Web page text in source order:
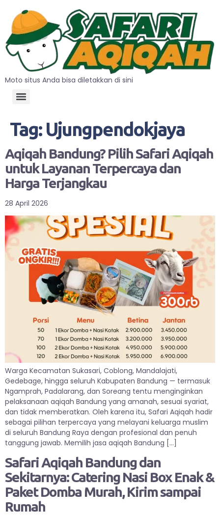
Moto situs Anda bisa diletakkan di sini
Tag: Ujungpendokjaya
Aqiqah Bandung? Pilih Safari Aqiqah
untuk Layanan Terpercaya dan
Harga Terjangkau
28 April 2026
Warga Kecamatan Sukasari, Coblong, Mandalajati,
Gedebage, hingga seluruh Kabupaten Bandung — termasuk
Ngamprah, Padalarang, dan Soreang tentu menginginkan
pelaksanaan aqiqah Bandung yang amanah, sesuai syariat,
dan tidak memberatkan. Oleh karena itu, Safari Aqiqah hadir
sebagai pilihan terpercaya yang melayani keluarga muslim
di seluruh Bandung Raya dengan profesional dan penuh
tanggung jawab. Memilih jasa aqiqah Bandung […]
Safari Aqiqah Bandung dan
Sekitarnya: Catering Nasi Box Enak &
Paket Domba Murah, Kirim sampai
Rumah